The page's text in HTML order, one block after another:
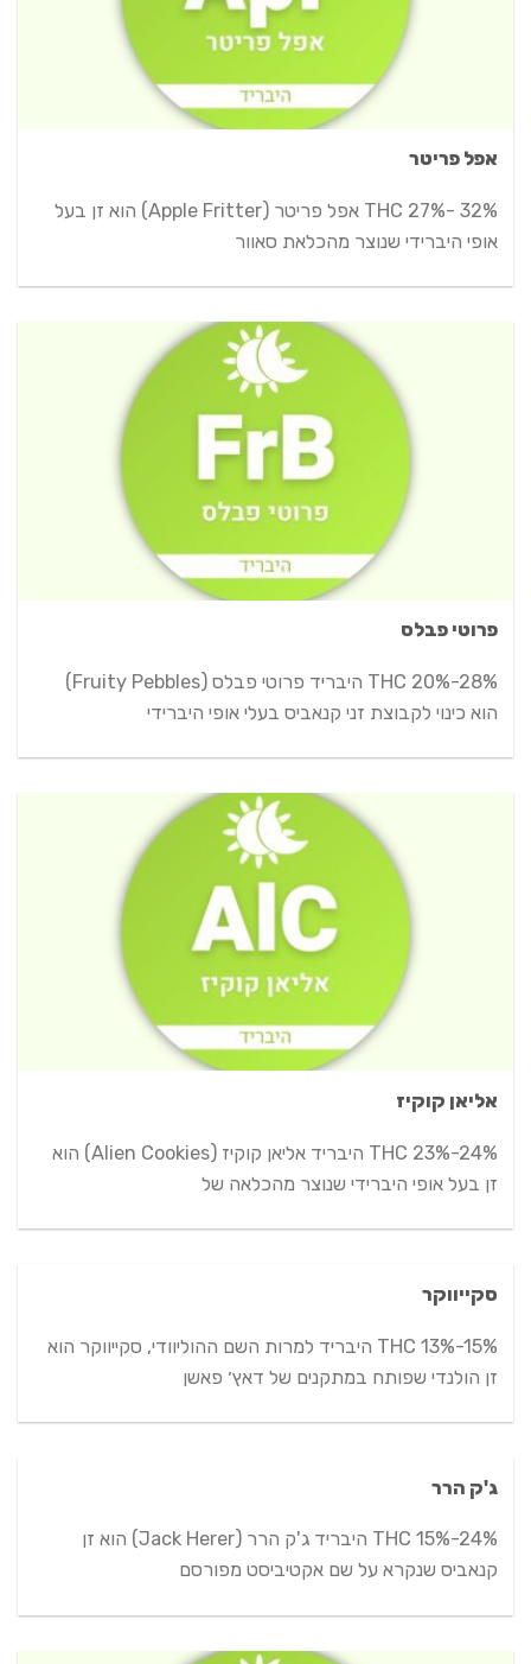
אפל פריטר
32% -THC 27% אפל פריטר (Apple Fritter) הוא זן בעל
אופי היברידי שנוצר מהכלאת סאוור
פרוטי פבלס
THC 20%-28% היבריד פרוטי פבלס (Fruity Pebbles)
הוא כינוי לקבוצת זני קנאביס בעלי אופי היברידי
אליאן קוקיז
THC 23%-24% היבריד אליאן קוקיז (Alien Cookies) הוא
זן בעל אופי היברידי שנוצר מהכלאה של
סקייווקר
THC 13%-15% היבריד למרות השם ההוליוודי, סקייווקר הוא
זן הולנדי שפותח במתקנים של דאץ׳ פאשן
ג'ק הרר
THC 15%-24% היבריד ג'ק הרר (Jack Herer) הוא זן
קנאביס שנקרא על שם אקטיביסט מפורסם